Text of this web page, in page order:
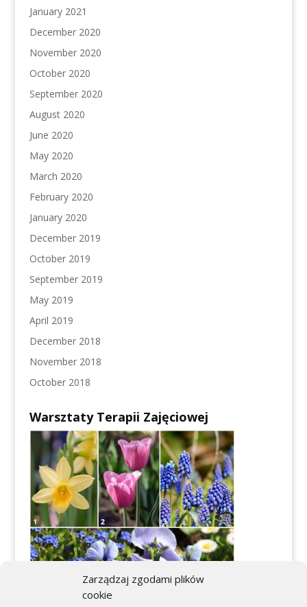
Zarządzaj zgodami plików
cookie
January 2021
December 2020
November 2020
October 2020
September 2020
August 2020
June 2020
May 2020
March 2020
February 2020
January 2020
December 2019
October 2019
September 2019
May 2019
April 2019
December 2018
November 2018
October 2018
Warsztaty Terapii Zajęciowej